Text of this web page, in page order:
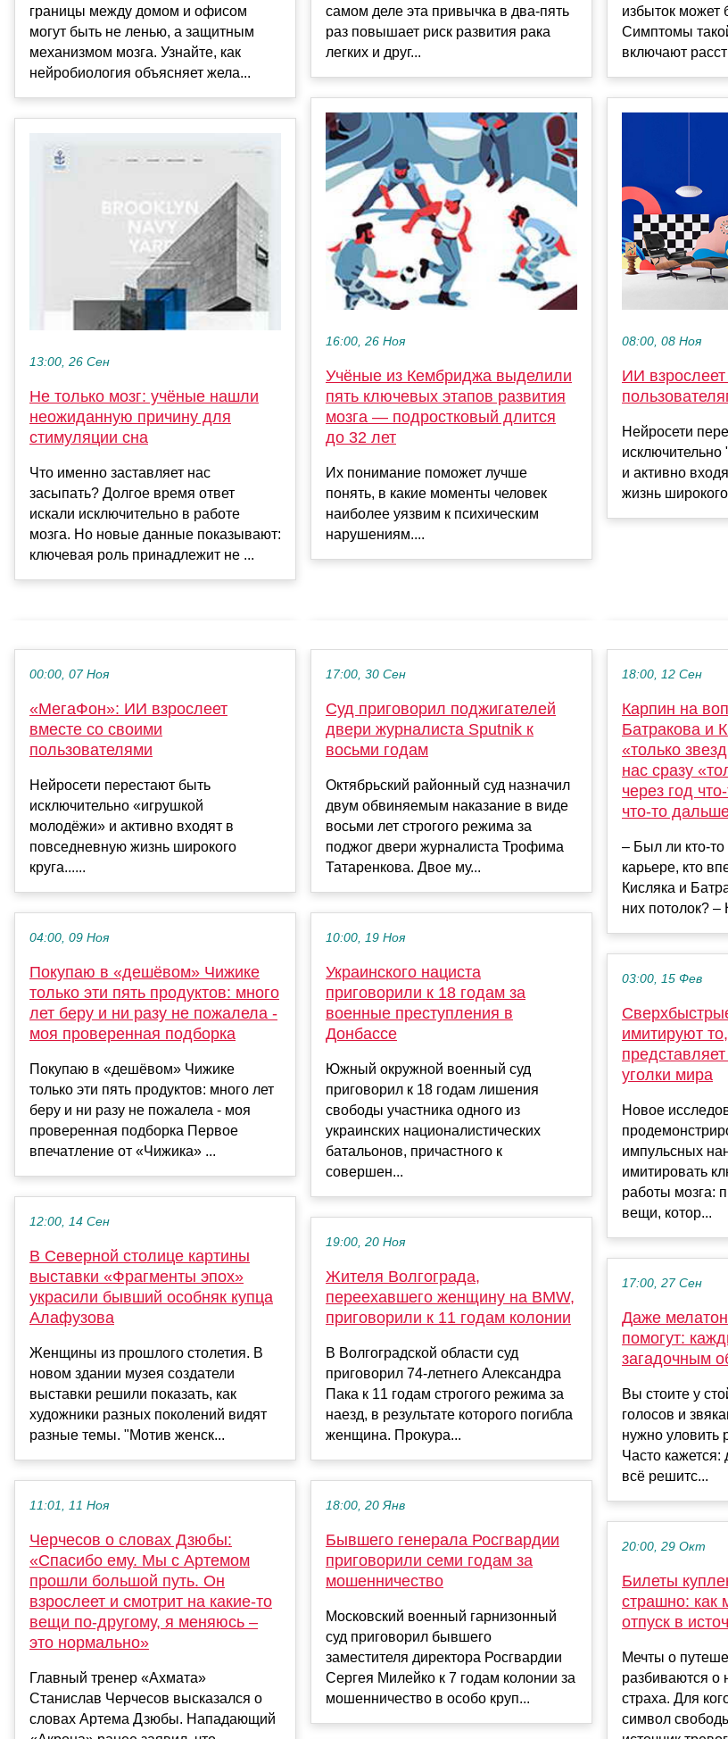
границы между домом и офисом
могут быть не ленью, а защитным
механизмом мозга. Узнайте, как
нейробиология объясняет жела...
13:00, 26 Сен
Не только мозг: учёные нашли
неожиданную причину для
стимуляции сна
Что именно заставляет нас
засыпать? Долгое время ответ
искали исключительно в работе
мозга. Но новые данные показывают:
ключевая роль принадлежит не ...
самом деле эта привычка в два-пять
раз повышает риск развития рака
легких и друг...
16:00, 26 Ноя
Учёные из Кембриджа выделили
пять ключевых этапов развития
мозга — подростковый длится
до 32 лет
Их понимание поможет лучше
понять, в какие моменты человек
наиболее уязвим к психическим
нарушениям....
избыток может
Симптомы
включают
08:00, 08 Ноя
ИИ
Нейросети
и активно
жизнь
00:00, 07 Ноя
«МегаФон»: ИИ взрослеет
вместе со своими
пользователями
Нейросети перестают быть
исключительно «игрушкой
молодёжи» и активно входят в
повседневную жизнь широкого
круга......
04:00, 09 Ноя
Покупаю в «дешёвом» Чижике
только эти пять продуктов: много
лет беру и ни разу не пожалела -
моя проверенная подборка
Покупаю в «дешёвом» Чижике
только эти пять продуктов: много лет
беру и ни разу не пожалела - моя
проверенная подборка Первое
впечатление от «Чижика» ...
12:00, 14 Сен
В Северной столице картины
выставки «Фрагменты эпох»
украсили бывший особняк купца
Алафузова
Женщины из прошлого столетия. В
новом здании музея создатели
выставки решили показать, как
художники разных поколений видят
разные темы. "Мотив женск...
11:01, 11 Ноя
Черчесов о словах Дзюбы:
«Спасибо ему. Мы с Артемом
прошли большой путь. Он
взрослеет и смотрит на какие‑то
вещи по‑другому, я меняюсь –
это нормально»
Главный тренер «Ахмата»
Станислав Черчесов высказался о
словах Артема Дзюбы. Нападающий
17:00, 30 Сен
Суд приговорил поджигателей
двери журналиста Sputnik к
восьми годам
Октябрьский районный суд назначил
двум обвиняемым наказание в виде
восьми лет строгого режима за
поджог двери журналиста Трофима
Татаренкова. Двое му...
10:00, 19 Ноя
Украинского нациста
приговорили к 18 годам за
военные преступления в
Донбассе
Южный окружной военный суд
приговорил к 18 годам лишения
свободы участника одного из
украинских националистических
батальонов, причастного к
совершен...
19:00, 20 Ноя
Жителя Волгограда,
переехавшего женщину на BMW,
приговорили к 11 годам колонии
В Волгоградской области суд
приговорил 74-летнего Александра
Пака к 11 годам строгого режима за
наезд, в результате которого погибла
женщина. Прокура...
18:00, 20 Янв
Бывшего генерала Росгвардии
приговорили семи годам за
мошенничество
Московский военный гарнизонный
суд приговорил бывшего
заместителя директора Росгвардии
Сергея Милейко к 7 годам колонии за
мошенничество в особо круп...
18:00, 12 Сен
Карпин на
Батракова и
«только
нас сразу
через год
что-то
– Был ли кто-
карьере, кто
Кисляка и
них потолок? –
03:00, 15 Фев
имитируют
уголки мира
Новое
импульсных
имитировать
работы мозга:
вещи, котор...
17:00, 27 Сен
Даже
помогут:
загадочным
Вы стоите у
голосов и
нужно уловить
Часто
всё решитс...
20:00, 29 Окт
Билеты
страшно: как
отпуск в
Мечты о
разбиваются о
страха. Для
символ